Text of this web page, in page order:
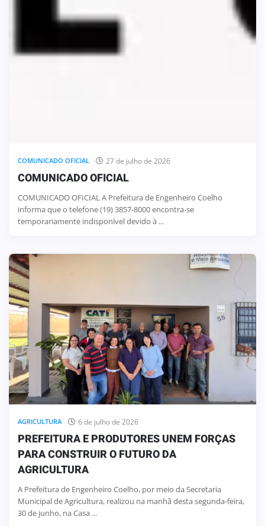
COMUNICADO OFICIAL 27 de julho de 2026
COMUNICADO OFICIAL
COMUNICADO OFICIAL A Prefeitura de Engenheiro Coelho
informa que o telefone (19) 3857-8000 encontra-se
temporariamente indisponível devido à ...
AGRICULTURA 6 de julho de 2026
PREFEITURA E PRODUTORES UNEM FORÇAS
PARA CONSTRUIR O FUTURO DA
AGRICULTURA
A Prefeitura de Engenheiro Coelho, por meio da Secretaria
Municipal de Agricultura, realizou na manhã desta segunda-feira,
30 de junho, na Casa ...